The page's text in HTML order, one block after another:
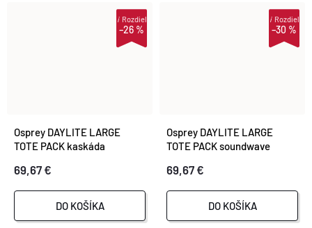
–26 %
iRozdiel
Osprey DAYLITE LARGE
TOTE PACK kaskáda
69,67 €
DO KOŠÍKA
–30 %
iRozdiel
Osprey DAYLITE LARGE
TOTE PACK soundwave
69,67 €
DO KOŠÍKA